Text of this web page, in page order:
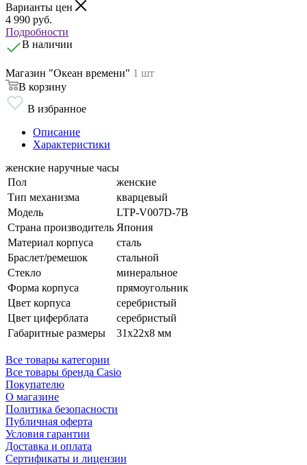
Варианты цен
4 990 руб.
Подробности
В наличии
Магазин "Океан времени" 1 шт
В корзину
В избранное
Описание
Характеристики
женские наручные часы
Пол
женские
Тип механизма
кварцевый
Модель
LTP-V007D-7B
Страна производитель Япония
Материал корпуса
сталь
Браслет/ремешок
стальной
Стекло
минеральное
Форма корпуса
прямоугольник
Цвет корпуса
серебристый
Цвет циферблата
серебристый
Габаритные размеры
31х22х8 мм
Все товары категории
Все товары бренда Casio
Покупателю
О магазине
Политика безопасности
Публичная оферта
Условия гарантии
Доставка и оплата
Сертификаты и лицензии